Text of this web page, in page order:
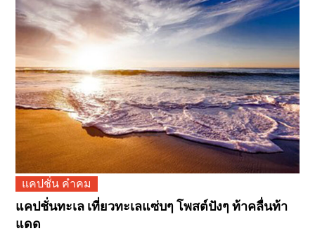
แคปชั่น คำคม
แคปชั่นทะเล เที่ยวทะเลแซ่บๆ โพสต์ปังๆ ท้าคลื่นท้า
แดด